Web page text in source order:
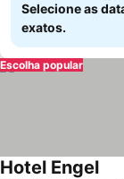
Selecione as
exatos.
Escolha popular
Hotel Engel